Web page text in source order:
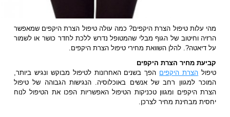
מהי עלות טיפול הצרת היקפים? כמה עולה טיפול הצרת היקפים שמאפשר
הרזיה וחיטוב של הגוף מבלי שהמטופל נדרש ללכת לחדר כושר או לשמור
על דיאטה?. להלן השוואת מחירי טיפול הצרת היקפים.
קביעת מחיר הצרת היקפים
טיפול הצרת היקפים הפך בשנים האחרונות לטיפול מבוקש ונגיש ביותר,
המוכר למגוון רחב של אנשים באוכלוסיה. הנגישות הגבוהה של טיפול
הצרת היקפים ומגוון טכניקות הטיפול האפשריות הפכו את הטיפול לנוח
יחסית מבחינת מחיר לצרכן.